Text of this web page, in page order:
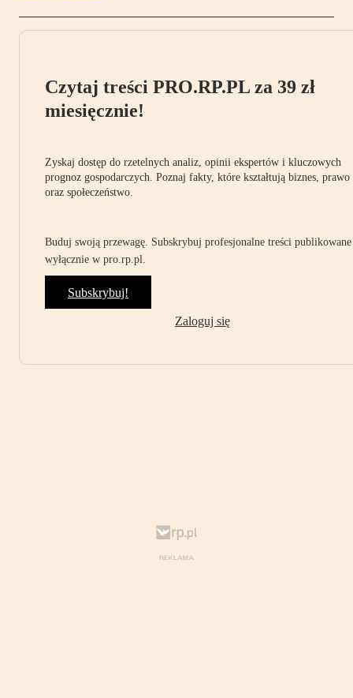
Czytaj treści PRO.RP.PL za 39 zł
miesięcznie!
Zyskaj dostęp do rzetelnych analiz, opinii ekspertów i kluczowych
prognoz gospodarczych. Poznaj fakty, które kształtują biznes, prawo
oraz społeczeństwo.
Buduj swoją przewagę. Subskrybuj profesjonalne treści publikowane
wyłącznie w pro.rp.pl.
Subskrybuj!
Zaloguj się